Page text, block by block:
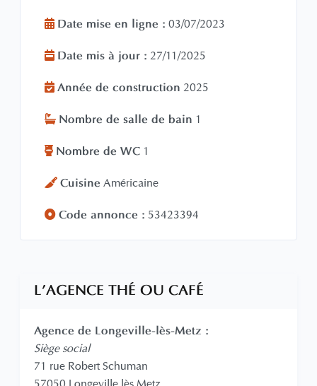
Date mise en ligne : 03/07/2023
Date mis à jour : 27/11/2025
Année de construction 2025
Nombre de salle de bain 1
Nombre de WC 1
Cuisine Américaine
Code annonce : 53423394
L'AGENCE THÉ OU CAFÉ
Agence de Longeville-lès-Metz :
Siège social
71 rue Robert Schuman